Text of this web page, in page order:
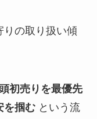
りの取り扱い傾
初売りを最優先
を掴むという流